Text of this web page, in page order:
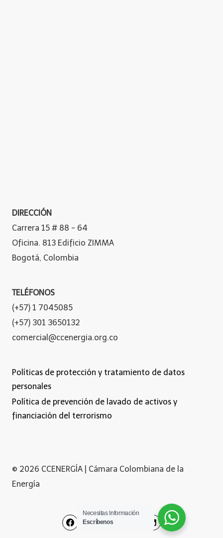
DIRECCIÓN
Carrera 15 # 88 - 64
Oficina. 813 Edificio ZIMMA
Bogotá, Colombia
TELÉFONOS
(+57) 1 7045085
(+57) 301 3650132
comercial@ccenergia.org.co
Políticas de protección y tratamiento de datos
personales
Política de prevención de lavado de activos y
financiación del terrorismo
© 2026 CCENERGÍA | Cámara Colombiana de la
Energía
Necesitas Información
Escríbenos